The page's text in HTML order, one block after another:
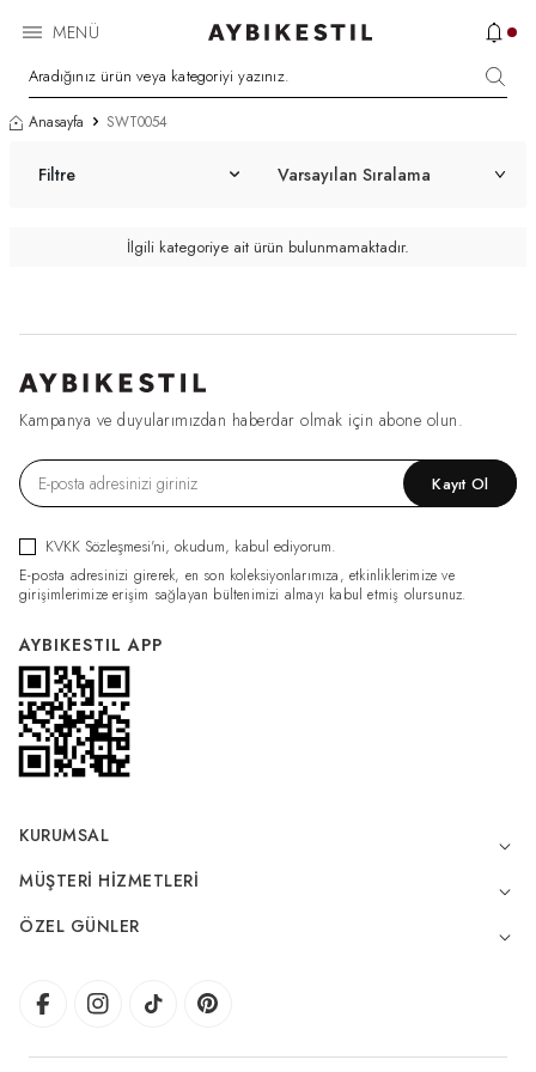
MENÜ
Anasayfa SWT0054
Filtre
İlgili kategoriye ait ürün bulunmamaktadır.
Kampanya ve duyularımızdan haberdar olmak için abone olun.
Kayıt Ol
KVKK Sözleşmesi'ni, okudum, kabul ediyorum.
E-posta adresinizi girerek, en son koleksiyonlarımıza, etkinliklerimize ve
girişimlerimize erişim sağlayan bültenimizi almayı kabul etmiş olursunuz.
AYBIKESTIL APP
KURUMSAL
MÜŞTERI HIZMETLERI
ÖZEL GÜNLER